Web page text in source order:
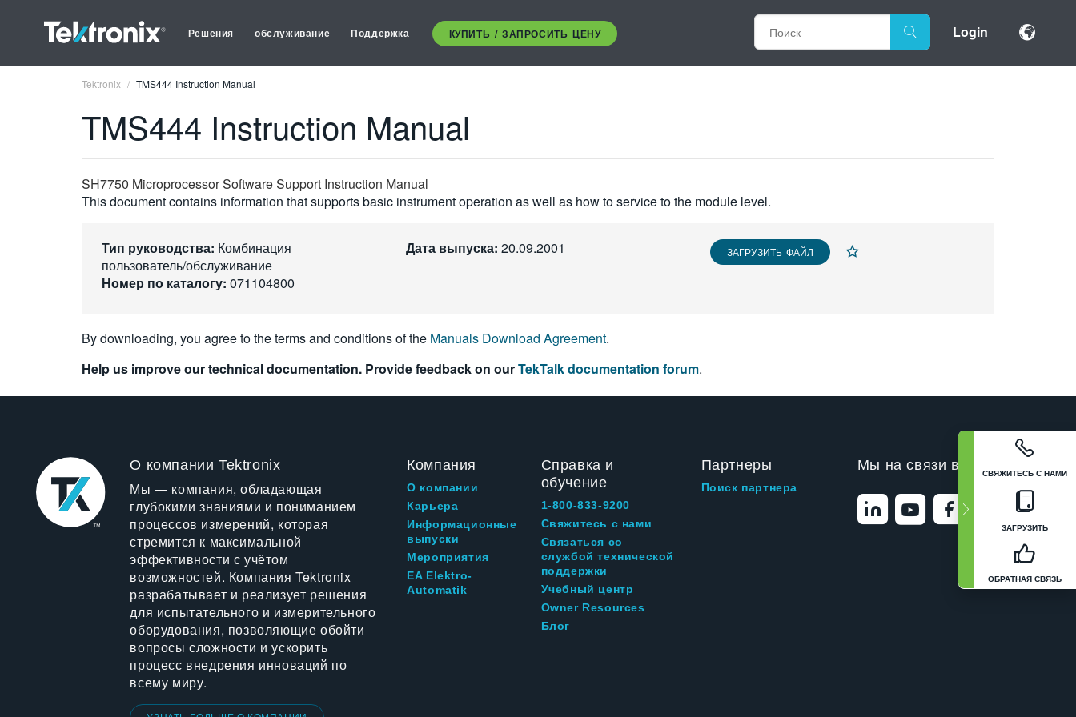
Решения обслуживание Поддержка КУПИТЬ / ЗАПРОСИТЬ ЦЕНУ Login
СВЯЖИТЕСЬ С НАМИ
ЗАГРУЗИТЬ
ОБРАТНАЯ СВЯЗЬ
Tektronix TMS444 Instruction Manual
TMS444 Instruction Manual
SH7750 Microprocessor Software Support Instruction Manual
This document contains information that supports basic instrument operation as well as how to service to the module level.
Тип руководства: Комбинация
пользователь/обслуживание
Номер по каталогу: 071104800
Дата выпуска: 20.09.2001 ЗАГРУЗИТЬ ФАЙЛ
By downloading, you agree to the terms and conditions of the Manuals Download Agreement.
Help us improve our technical documentation. Provide feedback on ourTekTalk documentation forum.
О компании Tektronix
Мы — компания, обладающая
глубокими знаниями и пониманием
процессов измерений, которая
стремится к максимальной
эффективности с учётом
возможностей. Компания Tektronix
разрабатывает и реализует решения
для испытательного и измерительного
оборудования, позволяющие обойти
вопросы сложности и ускорить
процесс внедрения инноваций по
всему миру.
Компания
О компании
Карьера
Информационные
выпуски
Мероприятия
EA Elektro-
Automatik
Справка и
обучение
1-800-833-9200
Свяжитесь с нами
Связаться со
службой технической
поддержки
Учебный центр
Owner Resources
Блог
Партнеры
Поиск партнера
Мы на связи в